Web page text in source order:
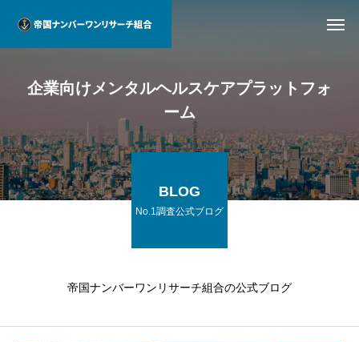
企業向けメンタルヘルスケアプラットフォ
ーム
BLOG
No.1調査公式ブログ
帝国ナンバーワンリサーチ組合の公式ブログ